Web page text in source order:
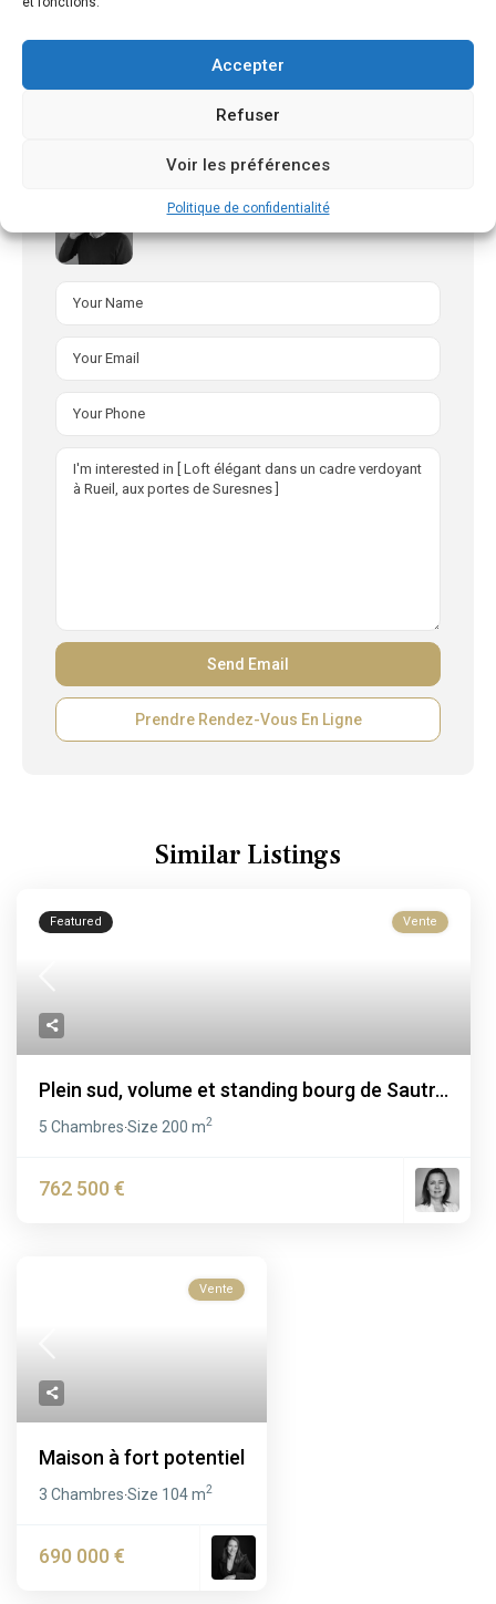
Accepter
Refuser
Voir les préférences
Politique de confidentialité
F
Prendre Rendez-Vous En Ligne
Similar Listings
Featured Vente
Plein sud, volume et standing bourg de Sautr...
5 Chambres·Size 200 m2
762 500 €
Vente
Maison à fort potentiel
3 Chambres·Size 104 m2
690 000 €